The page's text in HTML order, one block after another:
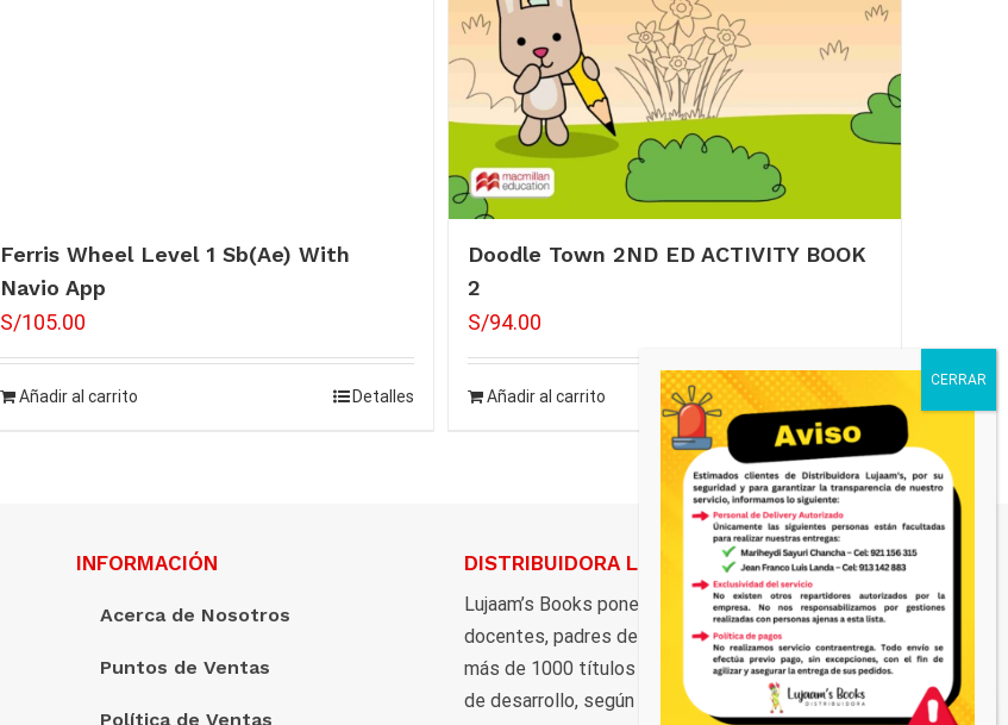
Ferris Wheel Level 1 Sb(Ae) With
Navio App
S/105.00
Añadir al carrito Detalles
Doodle Town 2ND ED ACTIVITY BOOK
2
S/94.00
Añadir al carrito Detalles
INFORMACIÓN
Acerca de Nosotros
Puntos de Ventas
Política de Ventas
DISTRIBUIDORA LUJAAM’S
Lujaam’s Books pone al servicio de estudiantes,
docentes, padres de familia, y al público en general,
más de 1000 títulos distribuidos en marcas y ciclos
de desarrollo, según los grados de la Educación